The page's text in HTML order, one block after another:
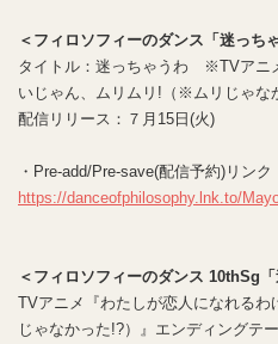
＜フィロソフィーのダンス「迷っち
タイトル：迷っちゃうわ ※TVアニ
いじゃん、ムリムリ!（※ムリじゃな
配信リリース：７月15日(火)
・Pre-add/Pre-save(配信予約)リンク
https://danceofphilosophy.lnk.to/
＜フィロソフィーのダンス 10thSg
TVアニメ『わたしが恋人になれる
じゃなかった!?）』エンディングテ